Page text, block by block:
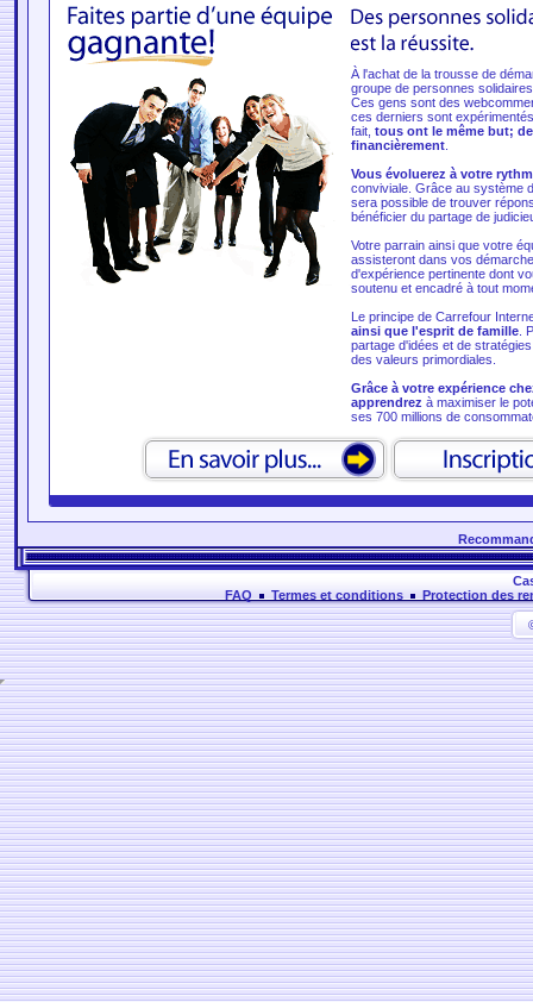
À l'achat de la trousse de
groupe de personnes
Ces gens sont des
ces derniers sont
fait, tous ont le même but;
financièrement.
Vous évoluerez à votre
conviviale. Grâce au système
sera possible de trouver
bénéficier du partage de
Votre parrain ainsi que votre
assisteront dans vos
d'expérience pertinente dont
soutenu et encadré à tout
Le principe de Carrefour
ainsi que l'esprit de famille.
partage d'idées et de
des valeurs primordiales.
Grâce à votre expérience
apprendrez à maximiser le
ses 700 millions de
FAQ
Termes et conditions Protection des